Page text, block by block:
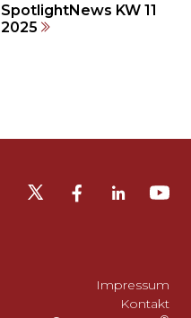
SpotlightNews KW 11
2025
Impressum
Kontakt